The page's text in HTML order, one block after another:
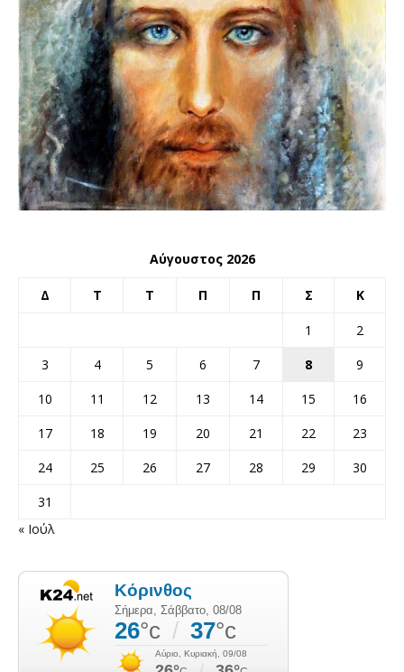
Αύγουστος 2026
Δ Τ Τ Π Π Σ Κ
1
2
3
4 5 6 7 8
9
10
11 12 13 14 15
16
17
18 19 20 21 22
23
24
25 26 27 28 29
30
31
« Ιούλ